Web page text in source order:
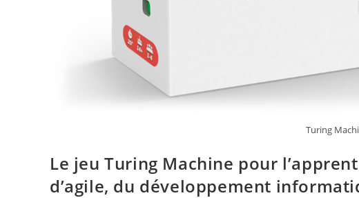
Turing
Le jeu Turing Machine pour
d’agile, du développement